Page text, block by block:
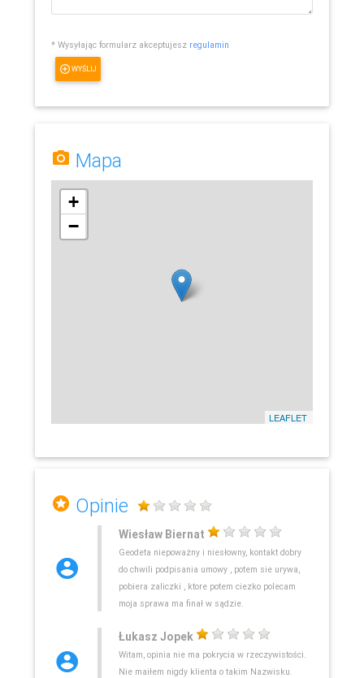
* Wysyłając formularz akceptujesz regulamin
WYŚLIJ
Mapa
+
−
LEAFLET
Opinie
Wiesław Biernat
Geodeta niepoważny i niesłowny, kontakt dobry
do chwili podpisania umowy , potem sie urywa,
pobiera zaliczki , ktore potem ciezko polecam
moja sprawa ma finał w sądzie.
Łukasz Jopek
Witam, opinia nie ma pokrycia w rzeczywistości.
Nie maiłem nigdy klienta o takim Nazwisku.